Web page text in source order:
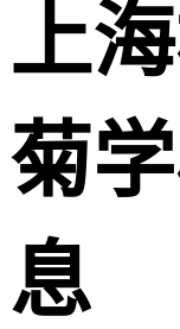
上
菊
息